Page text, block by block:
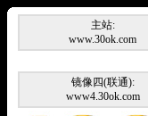
主站:
www.30ok.com
镜像四(联通):
www4.30ok.com